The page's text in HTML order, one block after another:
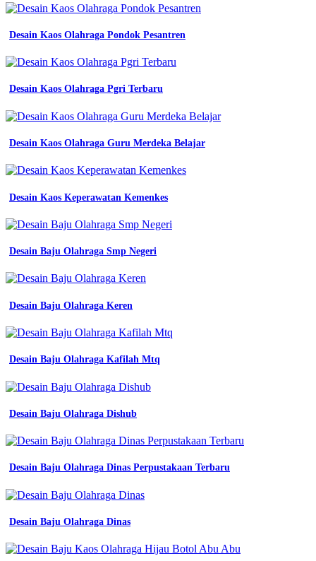
jual
sekolah
desain
kaos
untuk
anak
sd
wearpack
lapangan
overall
m
bandung
safety
atasan
warna
hitam
polos
lazada
indonesia
atasan
Kemeja
Keren
safety
hitam
sleting
lengan
kaos
polos
hitam
lengan
Desain Kaos Olahraga Pondok Pesantren
Desain Kaos Olahraga Pgri Terbaru
Desain Kaos Olahraga Guru Merdeka Belajar
Desain Kaos Keperawatan Kemenkes
Desain Baju Olahraga Smp Negeri
Desain Baju Olahraga Keren
Desain Baju Olahraga Kafilah Mtq
Desain Baju Olahraga Dishub
Desain Baju Olahraga Dinas Perpustakaan Terbaru
Desain Baju Olahraga Dinas